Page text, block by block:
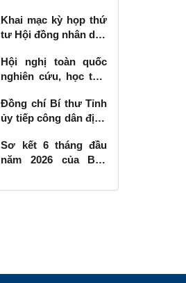
số 57-NQ/TW
Khai mạc kỳ họp thứ
tư Hội đồng nhân dân
kỳ 2026 - 2031
Hội nghị toàn quốc
nghiên cứu, học tập,
khai thực hiện Nghị
quyết số 10-NQ/TW
phát triển kinh tế có
vốn đầu tư nước
Đồng chí Bí thư Tỉnh
ủy tiếp công dân định
Sơ kết 6 tháng đầu
năm 2026 của Ban
các công trình, dự án